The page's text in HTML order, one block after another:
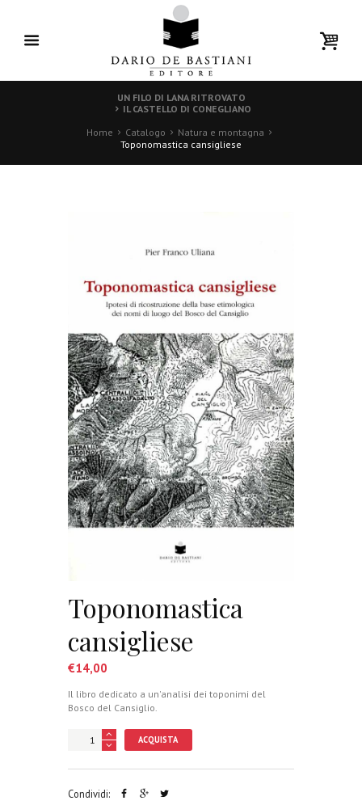
UN FILO DI LANA RITROVATO
IL CASTELLO DI CONEGLIANO
Home
Catalogo
Natura e montagna
Toponomastica cansigliese
Toponomastica
cansigliese
€14,00
Il libro dedicato a un'analisi dei toponimi del
Bosco del Cansiglio.
ACQUISTA
Condividi: